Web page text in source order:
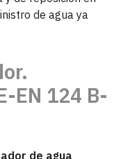
de agua ya
EN 124 B-
de agua